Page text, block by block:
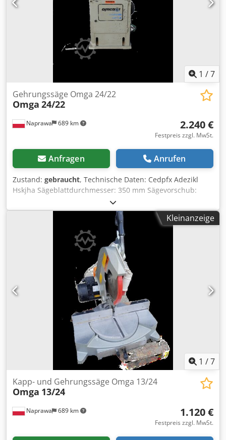
1 /7
Naprawa 689 km
Gehrungssäge Omga 24/22
Omga 24/22
2.240 €
Festpreis zzgl. MwSt.
Anfragen Anrufen
Zustand: gebraucht, Technische Daten: Cedpfx Adezikl
Hskjha Sägeblattdurchmesser: 350 mm Sägevorschub:
manuell Max. Schnitthöhe: 105 mm Max. Schnittbreite: 140
mm Gehrungsschnitt möglich Max. Schnitthöhe bei 45°:
105 mm Max. Schnittbreite bei 45°: 100 mm Anschluss: 400
V Motorleistung: 2,2 kW
Kleinanzeige
1 /7
Naprawa 689 km
Kapp- und Gehrungssäge Omga 13/24
Omga 13/24
1.120 €
Festpreis zzgl. MwSt.